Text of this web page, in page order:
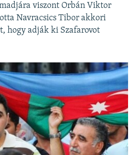
viszont Orbán Viktor
Navracsics Tibor akkori
hogy adják ki Szafarovot